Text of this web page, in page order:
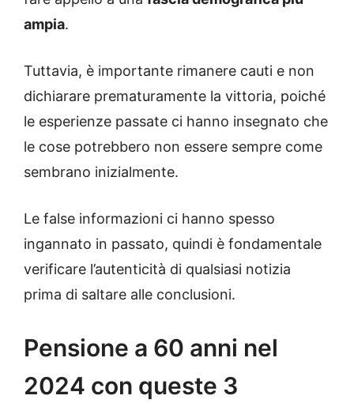
ampia.
Tuttavia, è importante rimanere cauti e non
dichiarare prematuramente la vittoria, poiché
le esperienze passate ci hanno insegnato che
le cose potrebbero non essere sempre come
sembrano inizialmente.
Le false informazioni ci hanno spesso
ingannato in passato, quindi è fondamentale
verificare l’autenticità di qualsiasi notizia
prima di saltare alle conclusioni.
Pensione a 60 anni nel
2024 con queste 3